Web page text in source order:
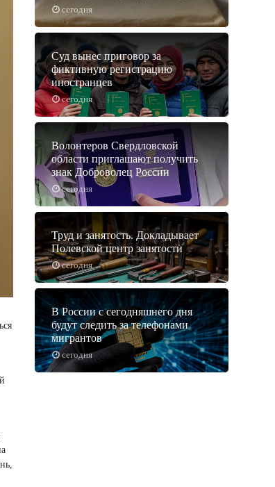
сегодня
сегодня
Суд вынес приговор за
фиктивную регистрацию
иностранцев
сегодня
Волонтеров Свердловской
области приглашают получить
знак Доброволец России
сегодня
Труд и занятость. Докладывает
Полевской центр занятости
сегодня
В России с сегодняшнего дня
будут следить за телефонами
мигрантов